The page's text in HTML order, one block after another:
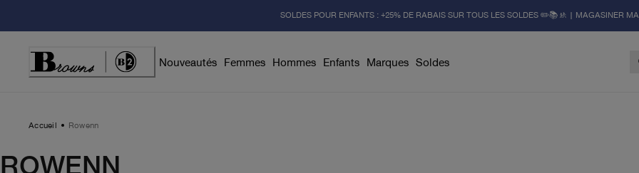
SOLDES POUR ENFANTS : +25% DE RABAIS SUR TOUS LES SOLDES ✏️📚🚸 | MAGASINER
Nouveautés Femmes Hommes Enfants Marques Soldes
Accueil Rowenn
ROWENN